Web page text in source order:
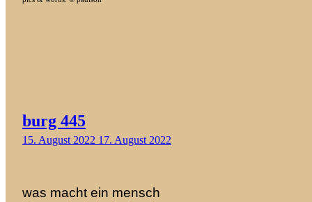
burg 445
15. August 2022 17. August 2022
was macht ein mensch